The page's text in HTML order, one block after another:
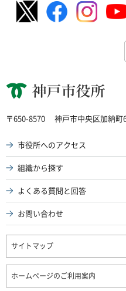
神戸市役所
〒650-8570 神戸市中央区加納町
市役所へのアクセス
組織から探す
よくある質問と回答
お問い合わせ
サイトマップ
ホームページのご利用案内